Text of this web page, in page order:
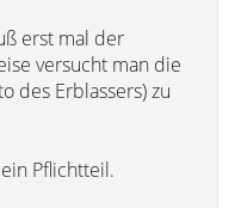
erst mal der
versucht man die
des Erblassers) zu
Pflichtteil.